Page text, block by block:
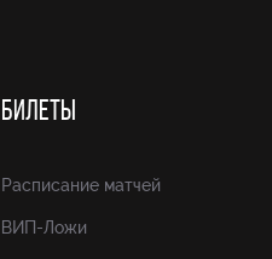
БИЛЕТЫ
Расписание матчей
ВИП-Ложи